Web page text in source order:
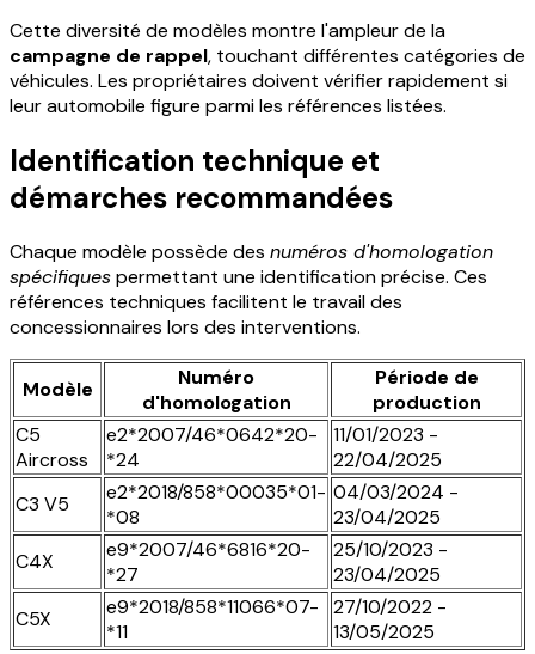
Cette diversité de modèles montre l'ampleur de la
campagne de rappel, touchant différentes catégories de
véhicules. Les propriétaires doivent vérifier rapidement si
leur automobile figure parmi les références listées.
Identification technique et
démarches recommandées
Chaque modèle possède des numéros d'homologation
spécifiquespermettant une identification précise. Ces
références techniques facilitent le travail des
concessionnaires lors des interventions.
Modèle
Numéro
d'homologation
Période de
production
C5
Aircross
e2*2007/46*0642*20-
*24
11/01/2023 -
22/04/2025
C3 V5
e2*2018/858*00035*01-
*08
04/03/2024 -
23/04/2025
C4X
e9*2007/46*6816*20-
*27
25/10/2023 -
23/04/2025
C5X
e9*2018/858*11066*07-
*11
27/10/2022 -
13/05/2025